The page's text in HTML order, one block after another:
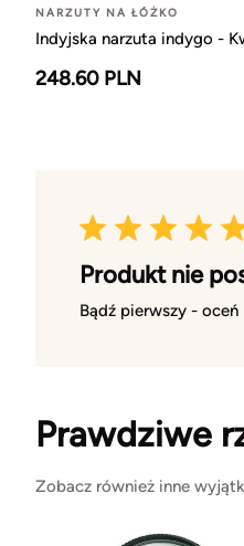
NARZUTY NA ŁÓŻKO
Indyjska narzuta indygo -
248.60 PLN
Produkt nie
Bądź pierwszy -
Prawdziwe
Zobacz również inne